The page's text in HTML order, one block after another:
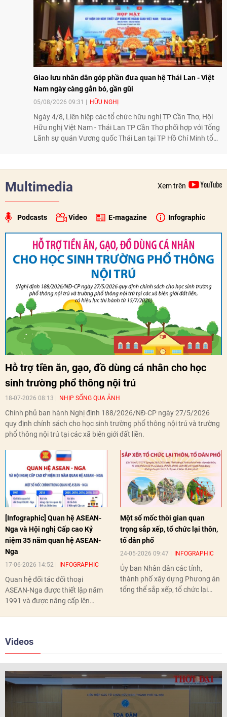
Giao lưu nhân dân góp phần đưa quan hệ Thái Lan - Việt
Nam ngày càng gắn bó, gần gũi
05/08/2026 09:31 HỮU NGHỊ
Ngày 4/8, Liên hiệp các tổ chức hữu nghị TP Cần Thơ, Hội
Hữu nghị Việt Nam - Thái Lan TP Cần Thơ phối hợp với Tổng
Lãnh sự quán Vương quốc Thái Lan tại TP Hồ Chí Minh tổ
của giao lưu nhân dân, Tổng Lãnh sự Thái Lan cho biết các
hoạt động trao đổi về văn hóa, giáo dục, du lịch, ẩm thực,
nghệ thuật và giao lưu thanh niên đã góp phần đưa quan hệ
Thái Lan - Việt Nam ngày càng gắn bó, gần gũi.
Multimedia Xem trên
Podcasts Video E-magazine Infographic
Hỗ trợ tiền ăn, gạo, đồ dùng cá nhân cho học
sinh trường phổ thông nội trú
18-07-2026 08:13 NHỊP SỐNG QUA ẢNH
Chính phủ ban hành Nghị định 188/2026/NĐ-CP ngày 27/5/2026
quy định chính sách cho học sinh trường phổ thông nội trú và trường
phổ thông nội trú tại các xã biên giới đất liền.
[Infographic] Quan hệ ASEAN-
Nga và Hội nghị Cấp cao Kỷ
niệm 35 năm quan hệ ASEAN-
Nga
17-06-2026 14:52 INFOGRAPHIC
Quan hệ đối tác đối thoại
ASEAN-Nga được thiết lập năm
1991 và được nâng cấp lên
2010, 2016, 2018, 2021.
Một số mốc thời gian quan
trọng sắp xếp, tổ chức lại thôn,
tổ dân phố
24-05-2026 09:47 INFOGRAPHIC
Ủy ban Nhân dân các tỉnh,
thành phố xây dựng Phương án
tổng thể sắp xếp, tổ chức lại
Videos